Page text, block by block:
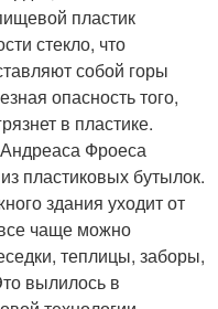
пластик
стекло, что
собой горы
опасность того,
в пластике.
Фроеса
пластиковых бутылок.
здания уходит от
чаще можно
теплицы, заборы,
вылилось в